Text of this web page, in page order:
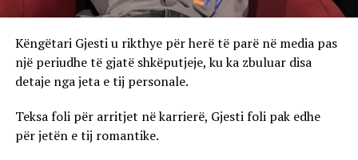
Këngëtari Gjesti u rikthye për herë të parë në media pas
një periudhe të gjatë shkëputjeje, ku ka zbuluar disa
detaje nga jeta e tij personale.
Teksa foli për arritjet në karrierë, Gjesti foli pak edhe
për jetën e tij romantike.